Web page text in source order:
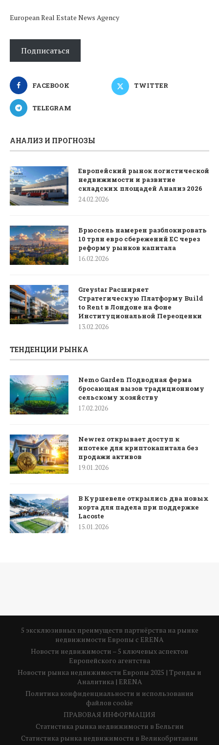
European Real Estate News Agency
Подписаться
FACEBOOK TWITTER
TELEGRAM
АНАЛИЗ И ПРОГНОЗЫ
Европейский рынок логистической
недвижимости и развитие
складских площадей Анализ 2026
24.02.2026
Брюссель намерен разблокировать
10 трлн евро сбережений ЕС через
реформу рынков капитала
16.02.2026
Greystar Расширяет
Стратегическую Платформу Build
to Rent в Лондоне на Фоне
Институциональной Переоценки
13.02.2026
ТЕНДЕНЦИИ РЫНКА
Nemo Garden Подводная ферма
бросающая вызов традиционному
сельскому хозяйству
17.02.2026
Newrez открывает доступ к
ипотеке для криптокапитала без
продажи активов
19.01.2026
В Куршевеле открылись два новых
корта для падела при поддержке
Lacoste
15.01.2026
5 эксклюзивных преимуществ партнёрства на рынке
недвижимости Европы с ERENA
Новости недвижимости – 5 ключевых аспектов
Европейского агентства
Новости рынка недвижимости Европы 2025 | Тренды и
Аналитика | ERENA
Политика конфиденциальности и использования
файлов cookie
ПРАВОВАЯ ИНФОРМАЦИЯ
Статистика рынка недвижимости в Бельгии
Статистика рынка недвижимости в Великобритании